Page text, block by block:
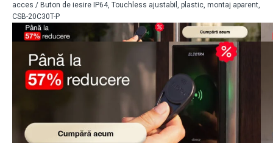
acces / Buton de iesire IP64, Touchless ajustabil, plastic, montaj aparent,
CSB-20C30T-P